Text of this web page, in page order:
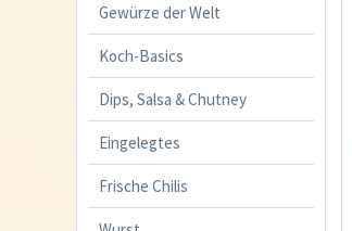
Gewürze der Welt
Koch-Basics
Dips, Salsa & Chutney
Eingelegtes
Frische Chilis